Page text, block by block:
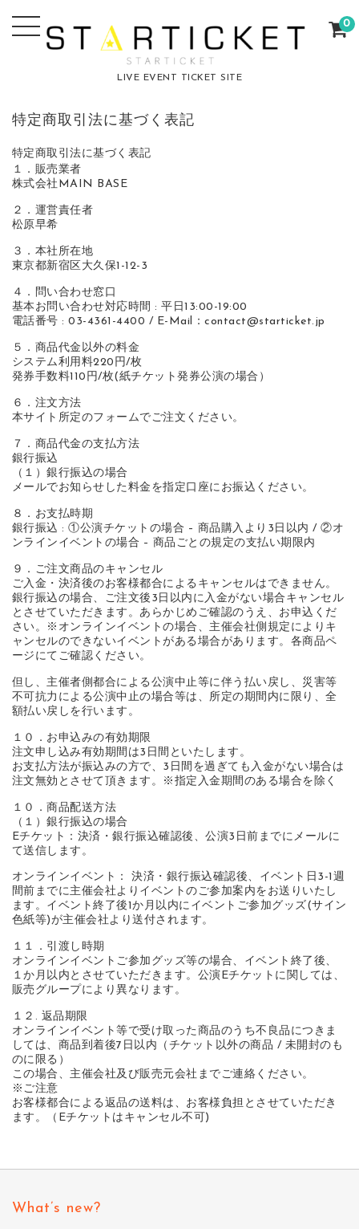
LIVE EVENT TICKET SITE
0
特定商取引法に基づく表記
特定商取引法に基づく表記
１．販売業者
株式会社MAIN BASE
２．運営責任者
松原早希
３．本社所在地
東京都新宿区大久保1-12-3
４．問い合わせ窓口
基本お問い合わせ対応時間 : 平日13:00-19:00
電話番号 : 03-4361-4400 / E-Mail：contact@starticket.jp
５．商品代金以外の料金
システム利用料220円/枚
発券手数料110円/枚(紙チケット発券公演の場合）
６．注文方法
本サイト所定のフォームでご注文ください。
７．商品代金の支払方法
銀行振込
（１）銀行振込の場合
メールでお知らせした料金を指定口座にお振込ください。
８．お支払時期
銀行振込 : ①公演チケットの場合 – 商品購入より3日以内 / ②オ
ンラインイベントの場合 – 商品ごとの規定の支払い期限内
９．ご注文商品のキャンセル
ご入金・決済後のお客様都合によるキャンセルはできません。
銀行振込の場合、ご注文後3日以内に入金がない場合キャンセル
とさせていただきます。あらかじめご確認のうえ、お申込くだ
さい。※オンラインイベントの場合、主催会社側規定によりキ
ャンセルのできないイベントがある場合があります。各商品ペ
ージにてご確認ください。
但し、主催者側都合による公演中止等に伴う払い戻し、災害等
不可抗力による公演中止の場合等は、所定の期間内に限り、全
額払い戻しを行います。
１０．お申込みの有効期限
注文申し込み有効期間は3日間といたします。
お支払方法が振込みの方で、3日間を過ぎても入金がない場合は
注文無効とさせて頂きます。※指定入金期間のある場合を除く
１０．商品配送方法
（１）銀行振込の場合
Eチケット：決済・銀行振込確認後、公演3日前までにメールに
て送信します。
オンラインイベント： 決済・銀行振込確認後、イベント日3-1週
間前までに主催会社よりイベントのご参加案内をお送りいたし
ます。イベント終了後1か月以内にイベントご参加グッズ(サイン
色紙等)が主催会社より送付されます。
１１．引渡し時期
オンラインイベントご参加グッズ等の場合、イベント終了後、
１か月以内とさせていただきます。公演Eチケットに関しては、
販売グループにより異なります。
１２. 返品期限
オンラインイベント等で受け取った商品のうち不良品につきま
しては、商品到着後7日以内（チケット以外の商品 / 未開封のも
のに限る）
この場合、主催会社及び販売元会社までご連絡ください。
※ご注意
お客様都合による返品の送料は、お客様負担とさせていただき
ます。（Eチケットはキャンセル不可)
What’s new?